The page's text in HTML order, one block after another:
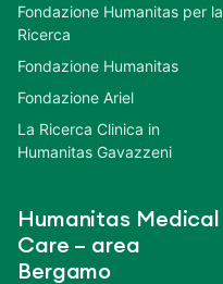
Fondazione Humanitas per la
Ricerca
Fondazione Humanitas
Fondazione Ariel
La Ricerca Clinica in
Humanitas Gavazzeni
Humanitas Medical
Care – area
Bergamo